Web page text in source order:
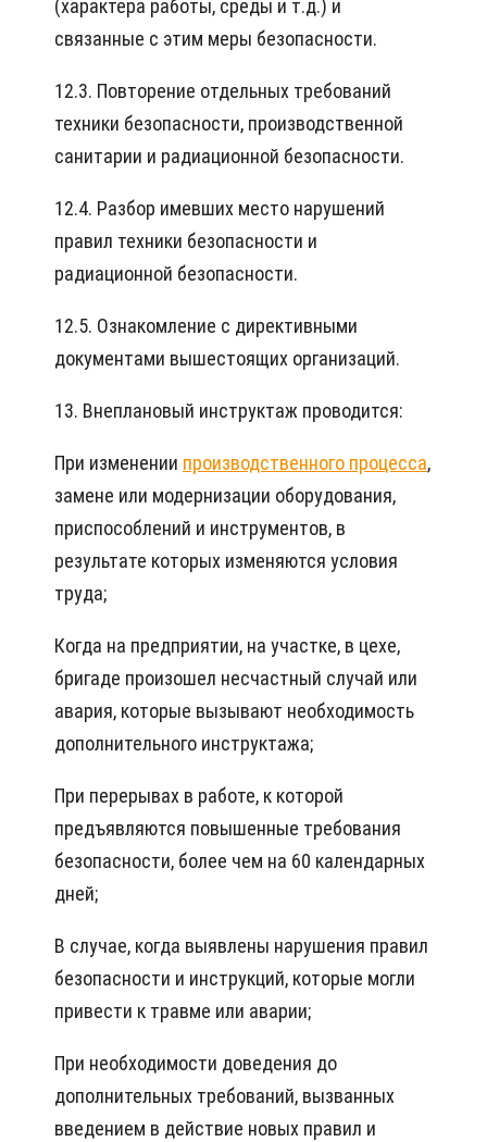
(характера работы, среды и т.д.) и
связанные с этим меры безопасности.
12.3. Повторение отдельных требований
техники безопасности, производственной
санитарии и радиационной безопасности.
12.4. Разбор имевших место нарушений
правил техники безопасности и
радиационной безопасности.
12.5. Ознакомление с директивными
документами вышестоящих организаций.
13. Внеплановый инструктаж проводится:
При изменении производственного процесса,
замене или модернизации оборудования,
приспособлений и инструментов, в
результате которых изменяются условия
труда;
Когда на предприятии, на участке, в цехе,
бригаде произошел несчастный случай или
авария, которые вызывают необходимость
дополнительного инструктажа;
При перерывах в работе, к которой
предъявляются повышенные требования
безопасности, более чем на 60 календарных
дней;
В случае, когда выявлены нарушения правил
безопасности и инструкций, которые могли
привести к травме или аварии;
При необходимости доведения до
дополнительных требований, вызванных
введением в действие новых правил и